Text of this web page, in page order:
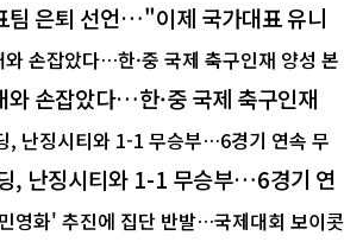
팀 은퇴 선언…"이제 국가대표 유니
와 손잡았다…한·중 국제 축구인재
, 난징시티와 1-1 무승부…6경기 연